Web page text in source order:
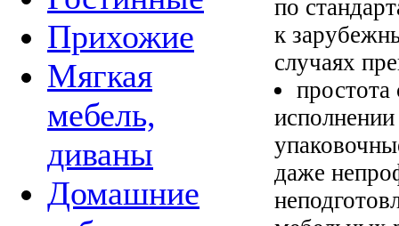
Прихожие
Мягкая
мебель,
диваны
Домашние
по
к
случаях
даже